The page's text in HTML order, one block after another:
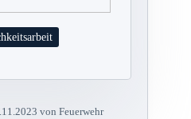
von Feuerwehr